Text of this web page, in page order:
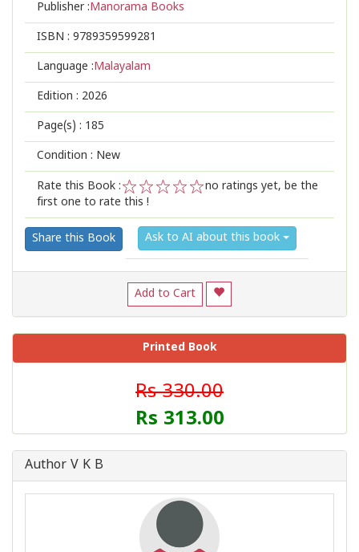
Publisher :Manorama Books
ISBN : 9789359599281
Language :Malayalam
Edition : 2026
Page(s) : 185
Condition : New
Rate this Book :
2
1
no ratings yet, be the
first one to rate this !
Share this Book Ask to AI about this book
Add to Cart
Printed Book
Rs 330.00
Rs 313.00
Author V K B